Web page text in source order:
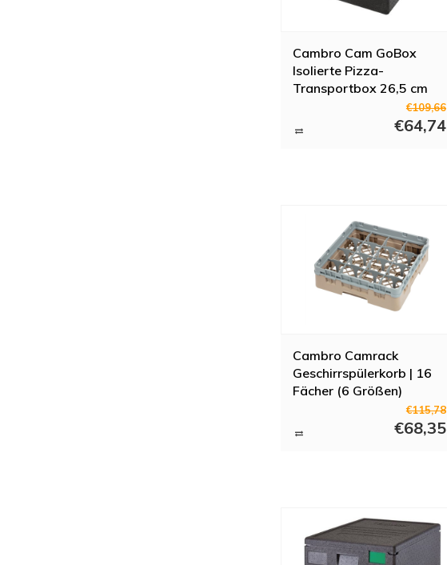
Cambro Cam GoBox
Isolierte Pizza-
Transportbox 26,5 cm
€109,66
€64,74
Cambro Camrack
Geschirrspülerkorb | 16
Fächer (6 Größen)
€115,78
€68,35